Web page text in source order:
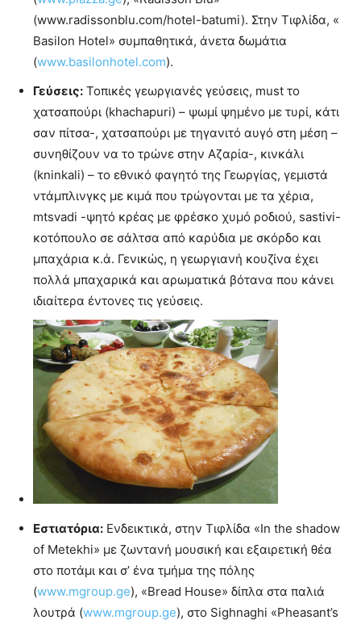
(www.radissonblu.com/hotel-batumi). Στην Τιφλίδα, «
Basilon Hotel» συμπαθητικά, άνετα δωμάτια
(www.basilonhotel.com).
Γεύσεις: Τοπικές γεωργιανές γεύσεις, must το
χατσαπούρι (khachapuri) – ψωμί ψημένο με τυρί, κάτι
σαν πίτσα-, χατσαπούρι με τηγανιτό αυγό στη μέση –
συνηθίζουν να το τρώνε στην Αζαρία-, κινκάλι
(kninkali) – το εθνικό φαγητό της Γεωργίας, γεμιστά
ντάμπλινγκς με κιμά που τρώγονται με τα χέρια,
mtsvadi -ψητό κρέας με φρέσκο χυμό ροδιού, sastivi-
κοτόπουλο σε σάλτσα από καρύδια με σκόρδο και
μπαχάρια κ.ά. Γενικώς, η γεωργιανή κουζίνα έχει
πολλά μπαχαρικά και αρωματικά βότανα που κάνει
ιδιαίτερα έντονες τις γεύσεις.
Εστιατόρια: Ενδεικτικά, στην Τιφλίδα «In the shadow
of Metekhi» με ζωντανή μουσική και εξαιρετική θέα
στο ποτάμι και σ’ ένα τμήμα της πόλης
(www.mgroup.ge), «Bread House» δίπλα στα παλιά
λουτρά (www.mgroup.ge), στο Sighnaghi «Pheasant’s